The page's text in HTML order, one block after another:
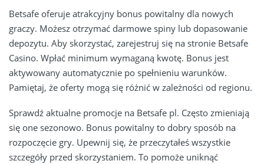
Betsafe oferuje atrakcyjny bonus powitalny dla nowych
graczy. Możesz otrzymać darmowe spiny lub dopasowanie
depozytu. Aby skorzystać, zarejestruj się na stronie Betsafe
Casino. Wpłać minimum wymaganą kwotę. Bonus jest
aktywowany automatycznie po spełnieniu warunków.
Pamiętaj, że oferty mogą się różnić w zależności od regionu.
Sprawdź aktualne promocje na Betsafe pl. Często zmieniają
się one sezonowo. Bonus powitalny to dobry sposób na
rozpoczęcie gry. Upewnij się, że przeczytałeś wszystkie
szczegóły przed skorzystaniem. To pomoże uniknąć